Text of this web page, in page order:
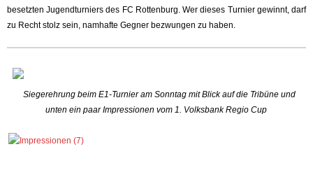
besetzten Jugendturniers des FC Rottenburg. Wer dieses Turnier gewinnt, darf
zu Recht stolz sein, namhafte Gegner bezwungen zu haben.
Siegerehrung beim E1-Turnier am Sonntag mit Blick auf die Tribüne und
unten ein paar Impressionen vom 1. Volksbank Regio Cup